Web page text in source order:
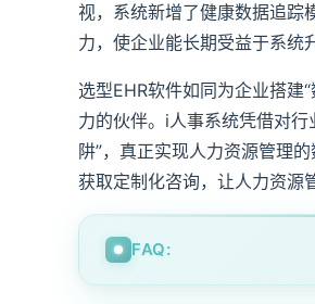
视，系统新增了健康数据追踪
力，使企业能长期受益于系统
选型EHR软件如同为企业搭建
力的伙伴。i人事系统凭借对
阱”，真正实现人力资源管理
获取定制化咨询，让人力资源
FAQ: